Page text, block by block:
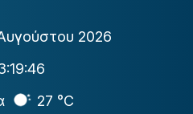
2026
27 °C